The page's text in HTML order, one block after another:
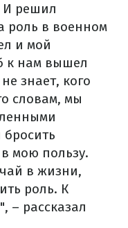
И решил
роль в военном
и мой
к нам вышел
знает, кого
словам, мы
мою пользу.
в жизни,
роль. К
– рассказал